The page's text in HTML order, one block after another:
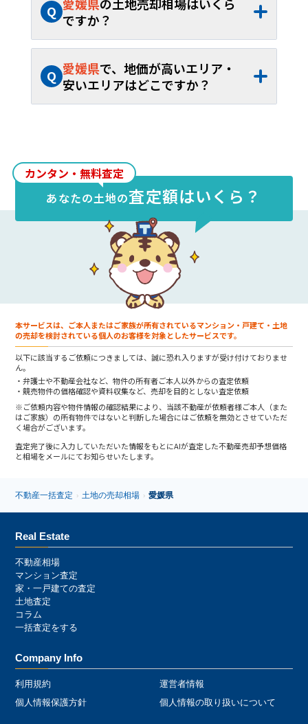
Q 愛媛県の土地売却相場はいくら
ですか？
A 愛媛県の土地売却相場は、約17.0万円/坪
（約3.54万円～約35.4万円/坪）です。40
坪から60坪であれば、およそ約
679.7万円
Q 愛媛県で、地価が高いエリア・
安いエリアはどこですか？
約3.54万円/坪（約
カンタン・無料査定
あなたの土地の査定額はいくら？
本サービスは、ご本人またはご家族が所有されているマンション・戸建て・土地
の売却を検討されている個人のお客様を対象としたサービスです。
以下に該当するご依頼につきましては、誠に恐れ入りますが受け付けておりませ
ん。
弁護士や不動産会社など、物件の所有者ご本人以外からの査定依頼
競売物件の価格確認や資料収集など、売却を目的としない査定依頼
※ご依頼内容や物件情報の確認結果により、当該不動産が依頼者様ご本人（また
はご家族）の所有物件ではないと判断した場合にはご依頼を無効とさせていただ
く場合がございます。
査定完了後に入力していただいた情報をもとにAIが査定した不動産売却予想価格
と相場をメールにてお知らせいたします。
不動産一括査定 › 土地の売却相場 › 愛媛県
Real Estate
不動産相場
マンション査定
家・一戸建ての査定
土地査定
コラム
一括査定をする
Company Info
利用規約
運営者情報
個人情報保護方針
個人情報の取り扱いについて